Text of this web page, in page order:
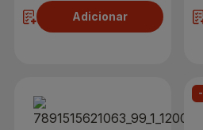
Adicionar